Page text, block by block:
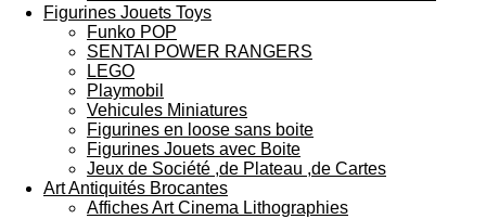
Figurines Jouets Toys
Funko POP
SENTAI POWER RANGERS
LEGO
Playmobil
Vehicules Miniatures
Figurines en loose sans boite
Figurines Jouets avec Boite
Jeux de Société ,de Plateau ,de Cartes
Art Antiquités Brocantes
Affiches Art Cinema Lithographies